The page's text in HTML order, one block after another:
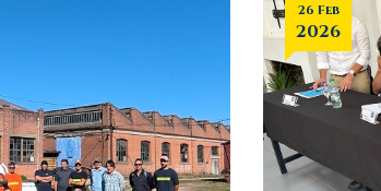
26 Feb
2026